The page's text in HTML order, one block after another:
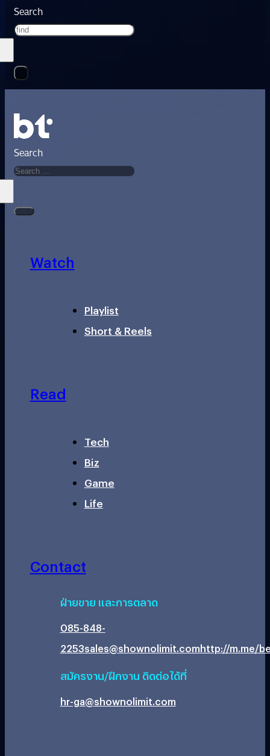
Search
Search
Watch
Playlist
Short & Reels
Read
Tech
Biz
Game
Life
Contact
ฝ่ายขาย และการตลาด
085-848-
2253sales@shownolimit.comhttp://m.me/
สมัครงาน/ฝึกงาน ติดต่อได้ที่
hr-ga@shownolimit.com